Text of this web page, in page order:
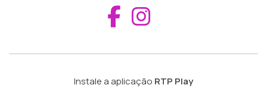
Aceder ao
Instale a aplicação RTP Play